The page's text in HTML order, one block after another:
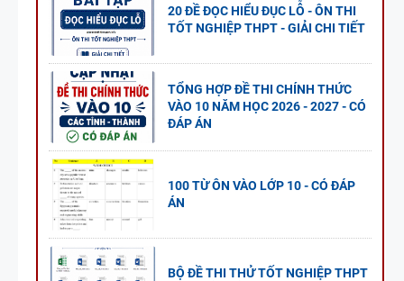
20 ĐỀ ĐỌC HIỂU ĐỤC LỖ - ÔN THI
TỐT NGHIỆP THPT - GIẢI CHI TIẾT
TỔNG HỢP ĐỀ THI CHÍNH THỨC
VÀO 10 NĂM HỌC 2026 - 2027 - CÓ
ĐÁP ÁN
100 TỪ ÔN VÀO LỚP 10 - CÓ ĐÁP
ÁN
BỘ ĐỀ THI THỬ TỐT NGHIỆP THPT